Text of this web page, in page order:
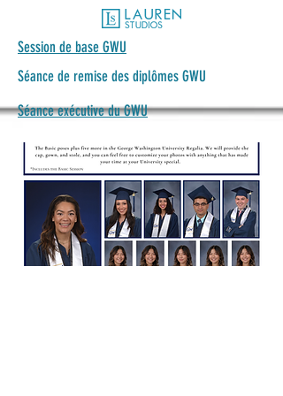
Session de base GWU
Séance de remise des diplômes GWU
Séance exécutive du GWU